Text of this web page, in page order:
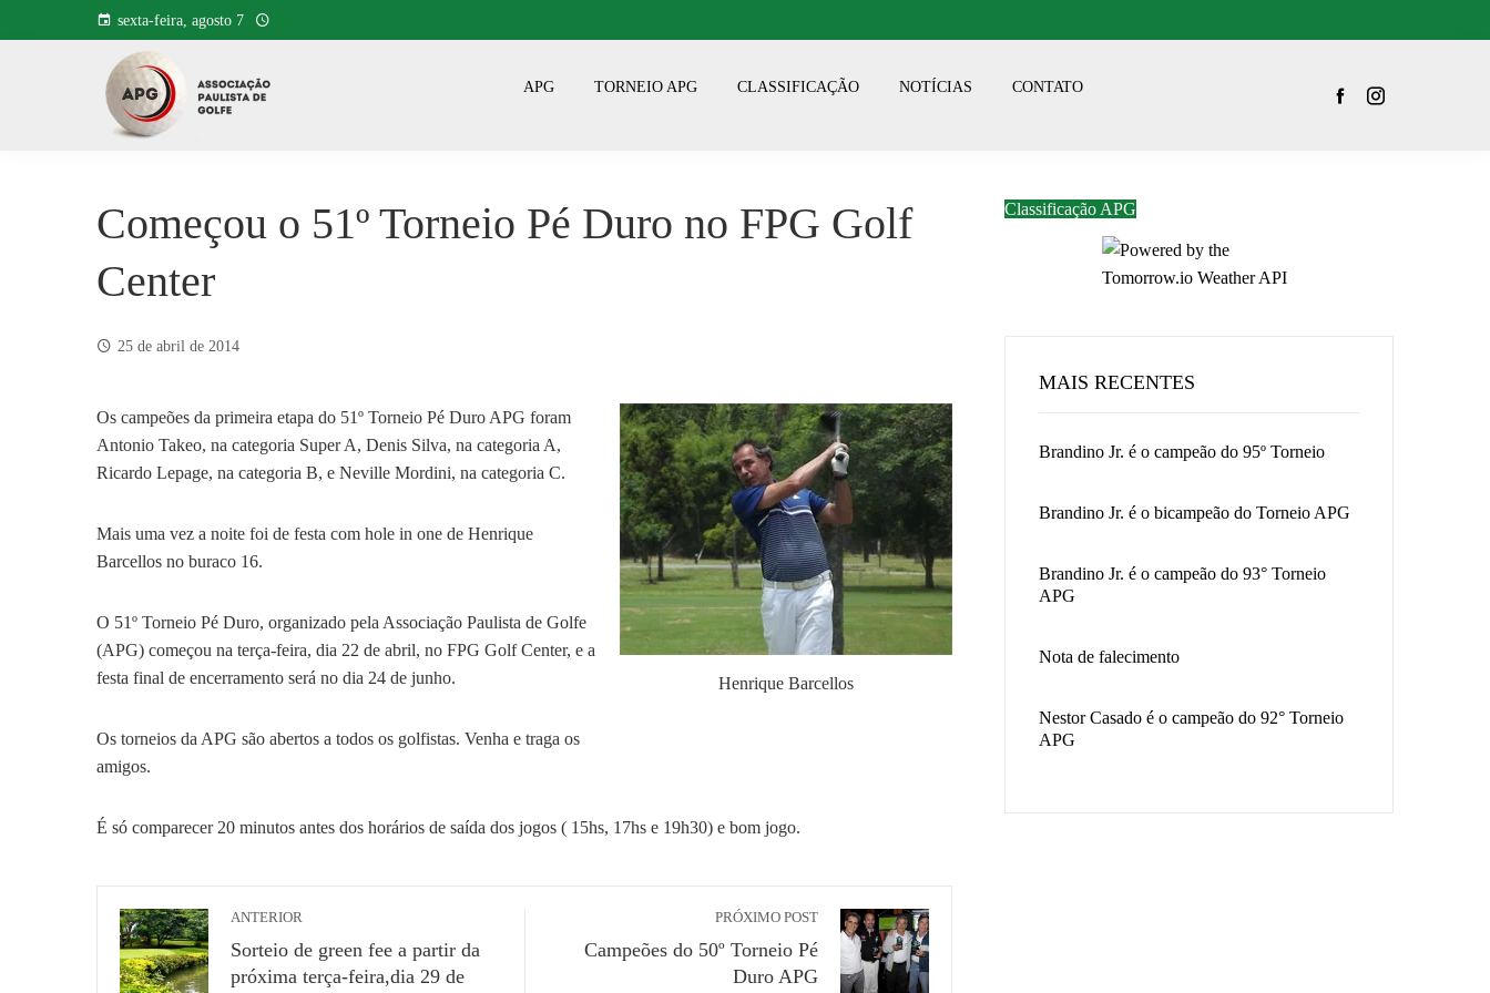
para
sexta-feira, agosto 7
APG TORNEIO APG CLASSIFICAÇÃO NOTÍCIAS CONTATO
Começou o 51º Torneio Pé Duro no FPG Golf
Center
25 de abril de 2014
Henrique Barcellos
Os campeões da primeira etapa do 51º Torneio Pé Duro APG foram
Antonio Takeo, na categoria Super A, Denis Silva, na categoria A,
Ricardo Lepage, na categoria B, e Neville Mordini, na categoria C.
Mais uma vez a noite foi de festa com hole in one de Henrique
Barcellos no buraco 16.
O 51º Torneio Pé Duro, organizado pela Associação Paulista de Golfe
(APG) começou na terça-feira, dia 22 de abril, no FPG Golf Center, e a
festa final de encerramento será no dia 24 de junho.
Os torneios da APG são abertos a todos os golfistas. Venha e traga os
amigos.
É só comparecer 20 minutos antes dos horários de saída dos jogos ( 15hs, 17hs e 19h30) e bom jogo.
ANTERIOR
Sorteio de green fee a partir da
próxima terça-feira,dia 29 de
PRÓXIMO POST
Campeões do 50º Torneio Pé
Duro APG
Classificação APG
MAIS RECENTES
Brandino Jr. é o campeão do 95º Torneio
Brandino Jr. é o bicampeão do Torneio APG
Brandino Jr. é o campeão do 93° Torneio
APG
Nota de falecimento
Nestor Casado é o campeão do 92° Torneio
APG